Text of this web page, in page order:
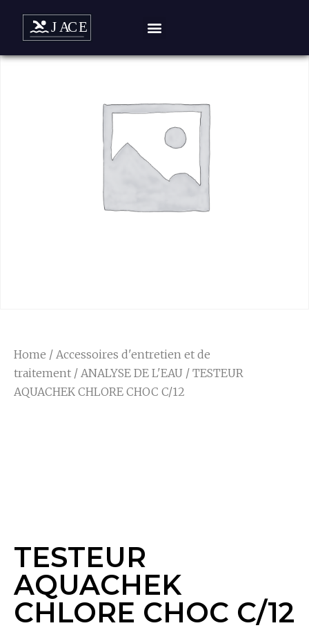
Home / Accessoires d'entretien et de
traitement / ANALYSE DE L'EAU / TESTEUR
AQUACHEK CHLORE CHOC C/12
TESTEUR
AQUACHEK
CHLORE CHOC C/12